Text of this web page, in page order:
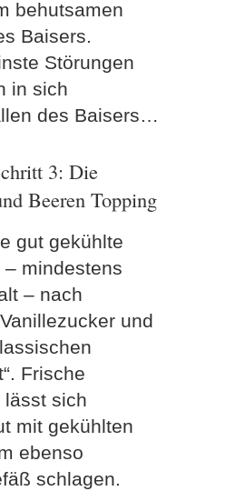
behutsamen
Baisers.
Störungen
in sich
des Baisers…
3: Die
Beeren Topping
gut gekühlte
mindestens
– nach
und
Frische
lässt sich
mit gekühlten
ebenso
schlagen.